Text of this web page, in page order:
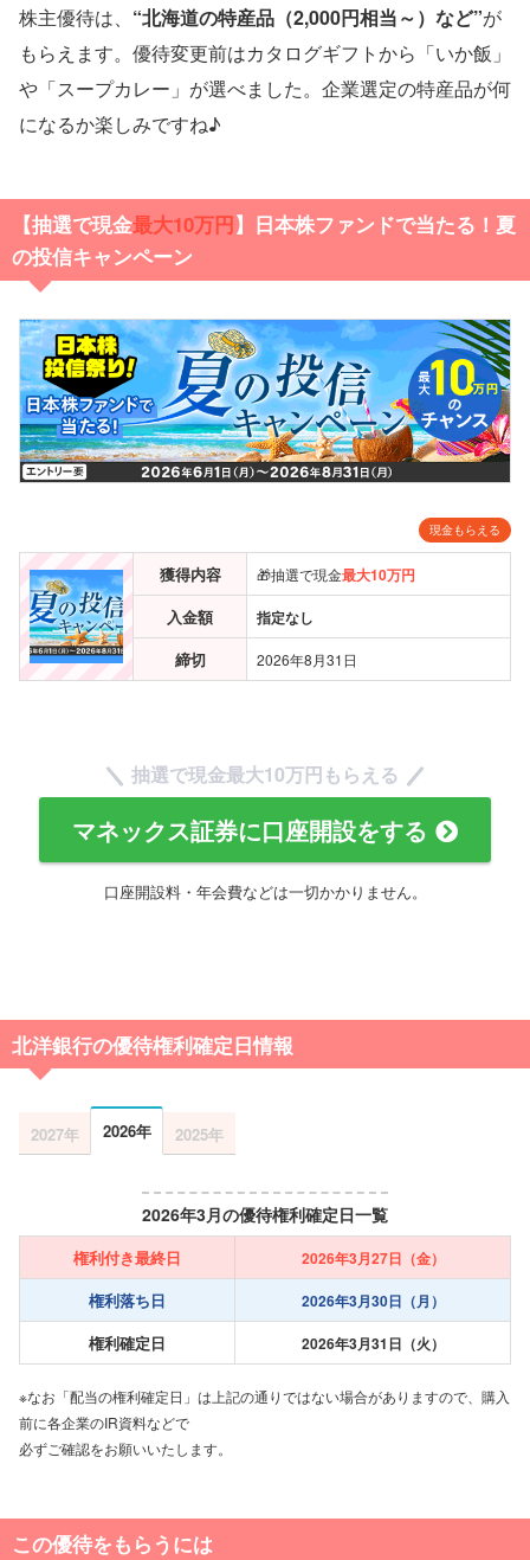
株主優待は、 “北海道の特産品（2,000円相当～）など”が
もらえます。優待変更前はカタログギフトから「いか飯」
や「スープカレー」が選べました。企業選定の特産品が何
になるか楽しみですね♪
【抽選で現金最大10万円】日本株ファンドで当たる！夏
の投信キャンペーン
現金もらえる
獲得内容 🎁抽選で現金最大10万円
入金額 指定なし
締切 2026年8月31日
抽選で現金最大10万円もらえる
マネックス証券に口座開設をする
口座開設料・年会費などは一切かかりません。
北洋銀行の優待権利確定日情報
2027年 2026年 2025年
2026年3月の優待権利確定日一覧
権利付き最終日 2026年3月27日（金）
権利落ち日 2026年3月30日（月）
権利確定日 2026年3月31日（火）
※なお「配当の権利確定日」は上記の通りではない場合がありますので、購入
前に各企業のIR資料などで
必ずご確認をお願いいたします。
この優待をもらうには